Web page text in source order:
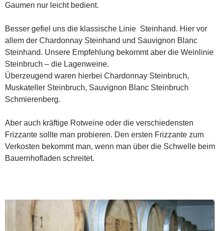
Gaumen nur leicht bedient.
Besser gefiel uns die klassische Linie Steinhand. Hier vor
allem der Chardonnay Steinhand und Sauvignon Blanc
Steinhand. Unsere Empfehlung bekommt aber die Weinlinie
Steinbruch – die Lagenweine.
Überzeugend waren hierbei Chardonnay Steinbruch,
Muskateller Steinbruch, Sauvignon Blanc Steinbruch
Schmierenberg.
Aber auch kräftige Rotweine oder die verschiedensten
Frizzante sollte man probieren. Den ersten Frizzante zum
Verkosten bekommt man, wenn man über die Schwelle beim
Bauernhofladen schreitet.